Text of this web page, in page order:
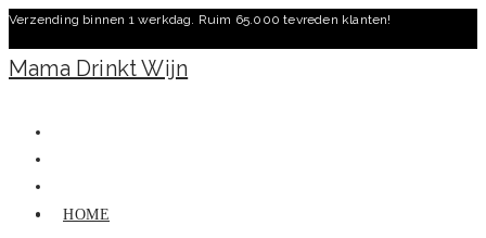
Ga
naar
inhoud
Verzending binnen 1 werkdag. Ruim 65.000 tevreden klanten!
Mama Drinkt Wijn
HOME